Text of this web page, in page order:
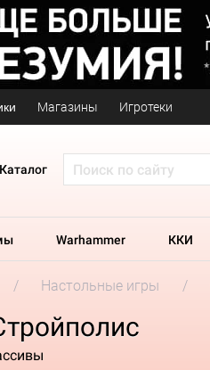
Магазины Игротеки
Каталог
Warhammer ККИ
Настольные игры